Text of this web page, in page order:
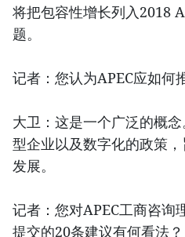
将把包容性增长列入2018
题。
记者：您认为APEC应如何
大卫：这是一个广泛的概
型企业以及数字化的政策
发展。
记者：您对APEC工商咨询
提交的20条建议有何看法？